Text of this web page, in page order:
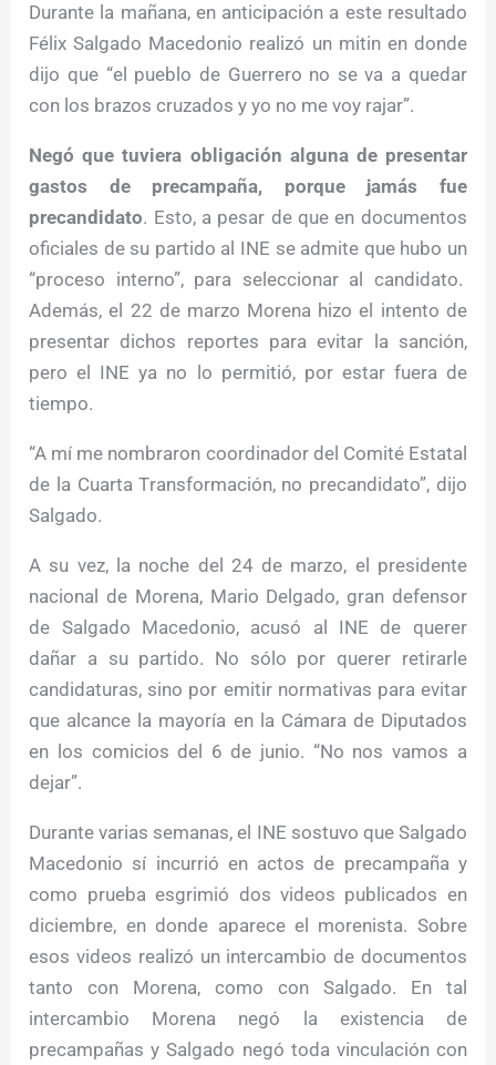
Durante la mañana, en anticipación a este resultado
Félix Salgado Macedonio realizó un mitin en donde
dijo que “el pueblo de Guerrero no se va a quedar
con los brazos cruzados y yo no me voy rajar”.
Negó que tuviera obligación alguna de presentar
gastos de precampaña, porque jamás fue
precandidato. Esto, a pesar de que en documentos
oficiales de su partido al INE se admite que hubo un
“proceso interno”, para seleccionar al candidato.
Además, el 22 de marzo Morena hizo el intento de
presentar dichos reportes para evitar la sanción,
pero el INE ya no lo permitió, por estar fuera de
tiempo.
“A mí me nombraron coordinador del Comité Estatal
de la Cuarta Transformación, no precandidato”, dijo
Salgado.
A su vez, la noche del 24 de marzo, el presidente
nacional de Morena, Mario Delgado, gran defensor
de Salgado Macedonio, acusó al INE de querer
dañar a su partido. No sólo por querer retirarle
candidaturas, sino por emitir normativas para evitar
que alcance la mayoría en la Cámara de Diputados
en los comicios del 6 de junio. “No nos vamos a
dejar”.
Durante varias semanas, el INE sostuvo que Salgado
Macedonio sí incurrió en actos de precampaña y
como prueba esgrimió dos videos publicados en
diciembre, en donde aparece el morenista. Sobre
esos videos realizó un intercambio de documentos
tanto con Morena, como con Salgado. En tal
intercambio Morena negó la existencia de
precampañas y Salgado negó toda vinculación con